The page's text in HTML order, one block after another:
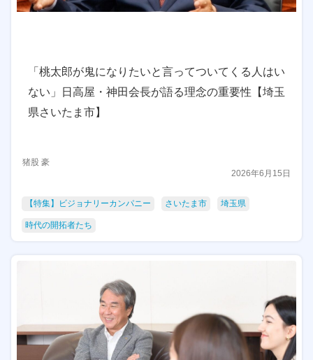
「桃太郎が鬼になりたいと言ってついてくる人はい
ない」日高屋・神田会長が語る理念の重要性【埼玉
県さいたま市】
猪股 豪
2026年6月15日
【特集】ビジョナリーカンパニー さいたま市 埼玉県
時代の開拓者たち